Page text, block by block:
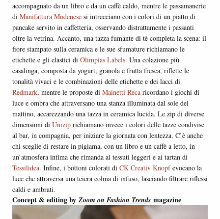
accompagnato da un libro e da un caffè caldo, mentre le passamanerie
di Manifattura Modenese si intrecciano con i colori di un piatto di
pancake servito in caffetteria, osservando distrattamente i passanti
oltre la vetrina. Accanto, una tazza fumante di tè completa la scena: il
fiore stampato sulla ceramica e le sue sfumature richiamano le
etichette e gli elastici di Olimpias Labels. Una colazione più
casalinga, composta da yogurt, granola e frutta fresca, riflette le
tonalità vivaci e le combinazioni delle etichette e dei lacci di
Redmark, mentre le proposte di Mainetti Reca ricordano i giochi di
luce e ombra che attraversano una stanza illuminata dal sole del
mattino, accarezzando una tazza in ceramica lucida. Le zip di diverse
dimensioni di Unizip richiamano invece i colori delle tazze condivise
al bar, in compagnia, per iniziare la giornata con lentezza. C’è anche
chi sceglie di restare in pigiama, con un libro e un caffè a letto, in
un’atmosfera intima che rimanda ai tessuti leggeri e ai tartan di
Tessilidea. Infine, i bottoni colorati di CK Creativ Knopfevocano la
luce che attraversa una teiera colma di infuso, lasciando filtrare riflessi
caldi e ambrati.
Concept & editing by Zoom on Fashion Trends magazine